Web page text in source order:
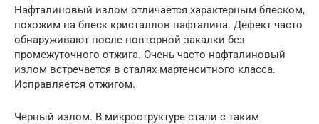
Нафталиновый излом отличается характерным блеском,
похожим на блеск кристаллов нафталина. Дефект часто
обнаруживают после повторной закалки без
промежуточного отжига. Очень часто нафталиновый
излом встречается в сталях мартенситного класса.
Исправляется отжигом.
Черный излом. В микроструктуре стали с таким